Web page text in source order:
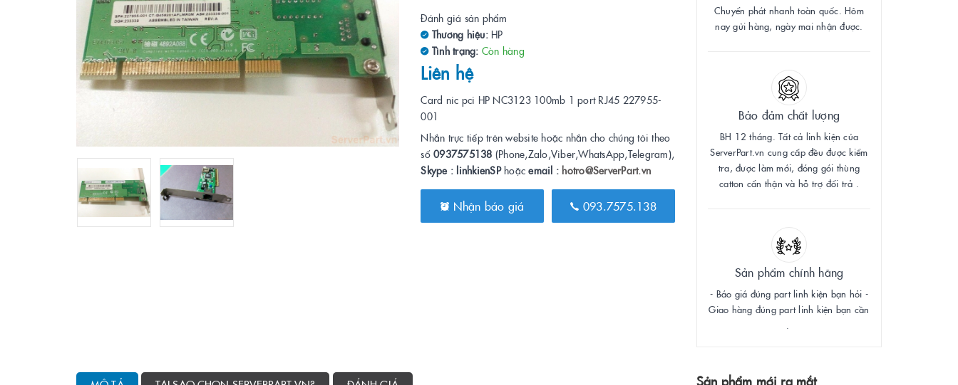
Đánh giá sản phẩm
Thương hiệu: HP
Tình trạng: Còn hàng
Liên hệ
Card nic pci HP NC3123 100mb 1 port RJ45 227955-
001
Nhắn trực tiếp trên website hoặc nhắn cho chúng tôi theo
số0937575138 (Phone,Zalo,Viber,WhatsApp,Telegram),
Skype : linhkienSPhoặcemail : hotro@ServerPart.vn
Nhận báo giá 093.7575.138
Chuyển phát nhanh toàn quốc. Hôm
nay gửi hàng, ngày mai nhận được.
Bảo đảm chất lượng
BH 12 tháng. Tất cả linh kiện của
ServerPart.vn cung cấp đều được kiểm
tra, được làm mới, đóng gói thùng
catton cẩn thận và hỗ trợ đổi trả .
Sản phẩm chính hãng
- Báo giá đúng part linh kiện bạn hỏi -
Giao hàng đúng part linh kiện bạn cần
Sản phẩm mới ra mắt